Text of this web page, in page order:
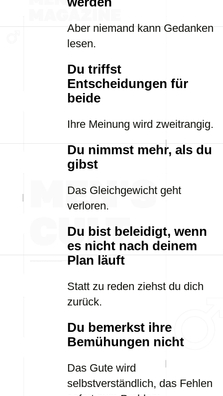
Aber niemand kann Gedanken
lesen.
Du triffst
Entscheidungen für
beide
Ihre Meinung wird zweitrangig.
Du nimmst mehr, als du
gibst
Das Gleichgewicht geht
verloren.
Du bist beleidigt, wenn
es nicht nach deinem
Plan läuft
Statt zu reden ziehst du dich
zurück.
Du bemerkst ihre
Bemühungen nicht
Das Gute wird
selbstverständlich, das Fehlen